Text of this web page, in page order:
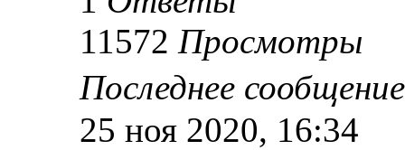
11572 Просмотры
Последнее
25 ноя 2020, 16:34